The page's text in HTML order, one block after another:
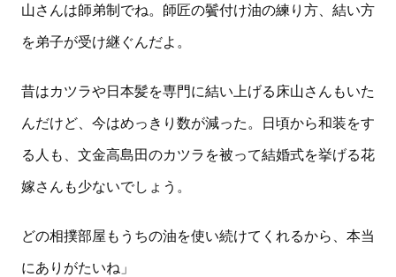
山さんは師弟制でね。師匠の鬢付け油の練り方、結い方
を弟子が受け継ぐんだよ。
昔はカツラや日本髪を専門に結い上げる床山さんもいた
んだけど、今はめっきり数が減った。日頃から和装をす
る人も、文金高島田のカツラを被って結婚式を挙げる花
嫁さんも少ないでしょう。
どの相撲部屋もうちの油を使い続けてくれるから、本当
にありがたいね」